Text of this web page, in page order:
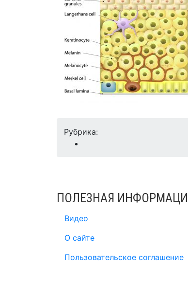
Рубрика:
ПОЛЕЗНАЯ
Видео
О сайте
Пользовательское соглашение